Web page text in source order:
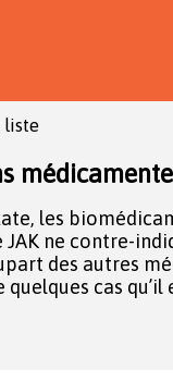
liste
les
ne contre-
des autres
quelques cas